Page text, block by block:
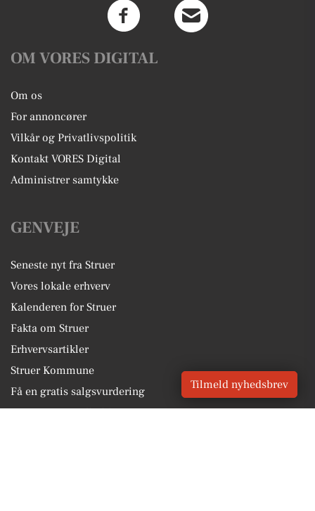
OM VORES DIGITAL
Om os
For annoncører
Vilkår og Privatlivspolitik
Kontakt VORES Digital
Administrer samtykke
GENVEJE
Seneste nyt fra Struer
Vores lokale erhverv
Kalenderen for Struer
Fakta om Struer
Erhvervsartikler
Struer Kommune
Få en gratis salgsvurdering
Sponsoreret indhold
Tilmeld nyhedsbrev